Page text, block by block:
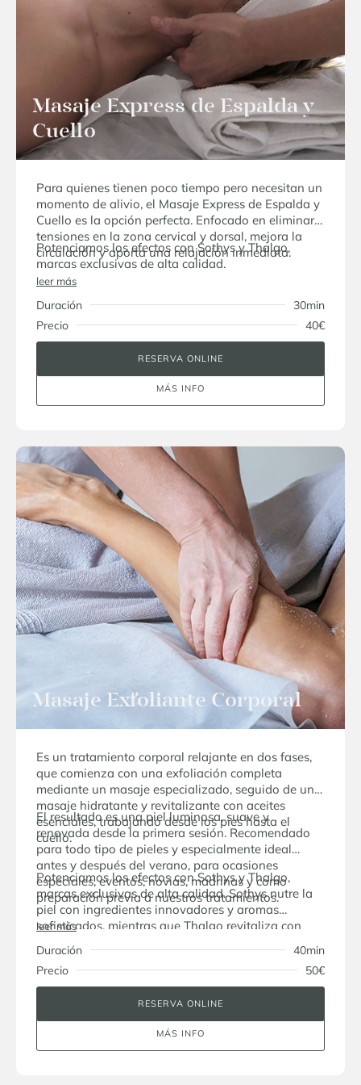
Masaje Express de Espalda y
Cuello
Para quienes tienen poco tiempo pero necesitan un
momento de alivio, el Masaje Express de Espalda y
Cuello es la opción perfecta. Enfocado en eliminar
tensiones en la zona cervical y dorsal, mejora la
circulación y aporta una relajación inmediata.
Potenciamos los efectos con Sothys y Thalgo,
marcas exclusivas de alta calidad.
leer más
Duración
30min
Precio
40€
RESERVA ONLINE
MÁS INFO
Masaje Exfoliante Corporal
Es un tratamiento corporal relajante en dos fases,
que comienza con una exfoliación completa
mediante un masaje especializado, seguido de un
masaje hidratante y revitalizante con aceites
esenciales, trabajando desde los pies hasta el
cuello.
El resultado es una piel luminosa, suave y
renovada desde la primera sesión. Recomendado
para todo tipo de pieles y especialmente ideal
antes y después del verano, para ocasiones
especiales, eventos, novias, madrinas y como
preparación previa a nuestros tratamientos.
Potenciamos los efectos con Sothys y Thalgo,
marcas exclusivas de alta calidad. Sothys nutre la
piel con ingredientes innovadores y aromas
sofisticados, mientras que Thalgo revitaliza con
leer más
Duración
40min
Precio
50€
RESERVA ONLINE
MÁS INFO